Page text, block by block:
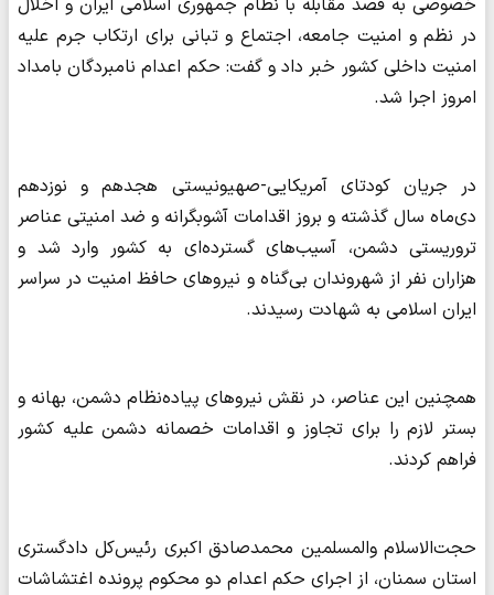
خصوصی به قصد مقابله با نظام جمهوری اسلامی ایران و اخلال
در نظم و امنیت جامعه، اجتماع و تبانی برای ارتکاب جرم علیه
امنیت داخلی کشور خبر داد و گفت: حکم اعدام نامبردگان بامداد
امروز اجرا شد.
در جریان کودتای آمریکایی-صهیونیستی هجدهم و نوزدهم
دی‌ماه سال گذشته و بروز اقدامات آشوبگرانه و ضد امنیتی عناصر
تروریستی دشمن، آسیب‌های گسترده‌ای به کشور وارد شد و
هزاران نفر از شهروندان بی‌گناه و نیروهای حافظ امنیت در سراسر
ایران اسلامی به شهادت رسیدند.
همچنین این عناصر، در نقش نیروهای پیاده‌نظام دشمن، بهانه و
بستر لازم را برای تجاوز و اقدامات خصمانه دشمن علیه کشور
فراهم کردند.
حجت‌الاسلام والمسلمین محمدصادق اکبری رئیس‌کل دادگستری
استان سمنان، از اجرای حکم اعدام دو محکوم پرونده اغتشاشات